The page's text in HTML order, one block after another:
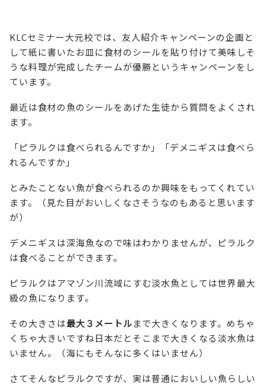
KLCセミナー大元校では、友人紹介キャンペーンの企画と
して紙に書いたお皿に食材のシールを貼り付けて美味しそ
うな料理が完成したチームが優勝というキャンペーンをし
ています。
最近は食材の魚のシールをあげた生徒から質問をよくされ
ます。
「ピラルクは食べられるんですか」「デメニギスは食べら
れるんですか」
とみたことない魚が食べられるのか興味をもってくれてい
ます。（見た目がおいしくなさそうなのもあると思います
が）
デメニギスは深海魚なので味はわかりませんが、ピラルク
は食べることができます。
ピラルクはアマゾン川流域にすむ淡水魚としては世界最大
級の魚になります。
その大きさは最大３メートルまで大きくなります。めちゃ
くちゃ大きいですね日本だとそこまで大きくなる淡水魚は
いません。（海にもそんなに多くはいません）
さてそんなピラルクですが、実は普通においしい魚らしい